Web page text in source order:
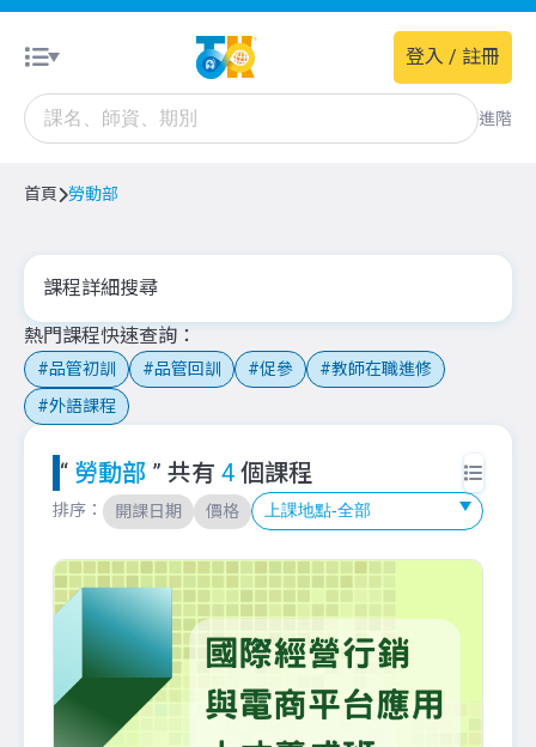
進階
登入 / 註冊
首頁 勞動部
課程詳細搜尋
熱門課程快速查詢
品管初訓 品管回訓 促參
教師在職進修
外語課程
“ 勞動部 ” 共有 4 個課程
排序： 開課日期 價格